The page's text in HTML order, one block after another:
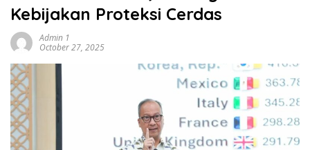
Kebijakan Proteksi Cerdas
Admin 1
October 27, 2025